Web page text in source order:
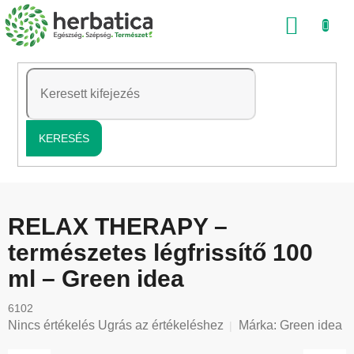
Ugrás
a
tartalomhoz
KERESÉS
RELAX THERAPY –
természetes légfrissítő 100
ml – Green idea
6102
A
Nincs értékelés Ugrás az értékeléshez Márka: Green idea